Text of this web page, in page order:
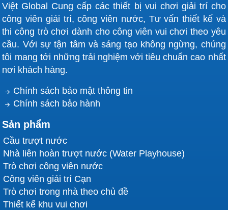
Việt Global Cung cấp các thiết bị vui chơi giải trí cho
công viên giải trí, công viên nước, Tư vấn thiết kế và
thi công trò chơi dành cho công viên vui chơi theo yêu
cầu. Với sự tận tâm và sáng tạo không ngừng, chúng
tôi mang tới những trải nghiệm với tiêu chuẩn cao nhất
nơi khách hàng.
Chính sách bảo mật thông tin
Chính sách bảo hành
Sản phẩm
Cầu trượt nước
Nhà liên hoàn trượt nước (Water Playhouse)
Trò chơi công viên nước
Công viên giải trí Cạn
Trò chơi trong nhà theo chủ đề
Thiết kế khu vui chơi